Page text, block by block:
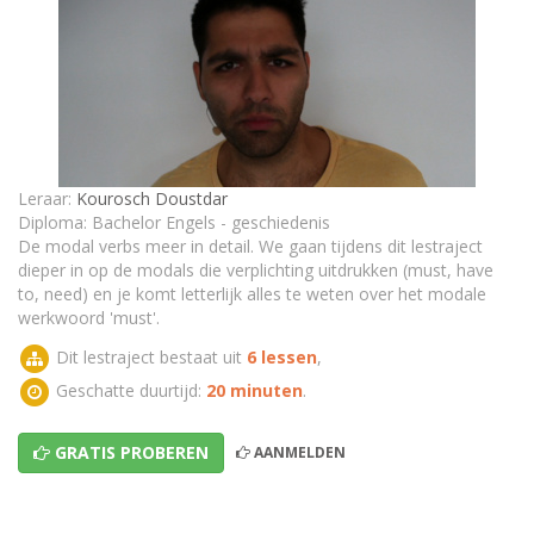
Oefeningen: Must
Wanneer kan je de Modal Verbs Must en Have to
gebruiken in het Engels? (deel 2)
TEST - Modal Verb: Deel 2
Leraar: Kourosch Doustdar
Diploma: Bachelor Engels - geschiedenis
De modal verbs meer in detail. We gaan tijdens dit lestraject
dieper in op de modals die verplichting uitdrukken (must, have
to, need) en je komt letterlijk alles te weten over het modale
werkwoord 'must'.
Dit lestraject bestaat uit 6 lessen,
Geschatte duurtijd: 20 minuten.
GRATIS PROBEREN AANMELDEN